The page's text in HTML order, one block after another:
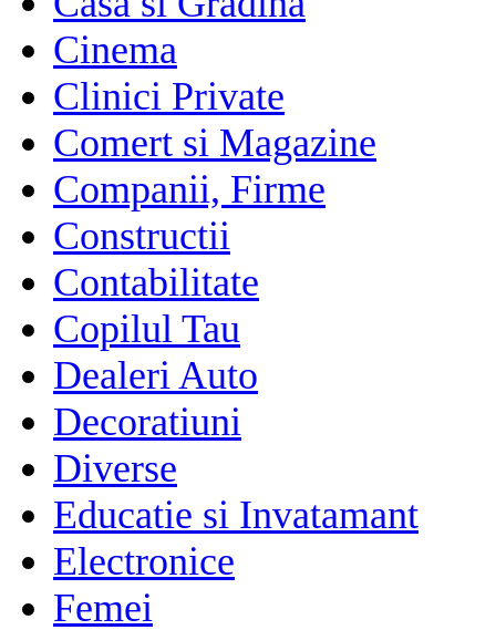
Cinema
Clinici Private
Comert si Magazine
Companii, Firme
Constructii
Contabilitate
Copilul Tau
Dealeri Auto
Decoratiuni
Diverse
Educatie si Invatamant
Electronice
Femei